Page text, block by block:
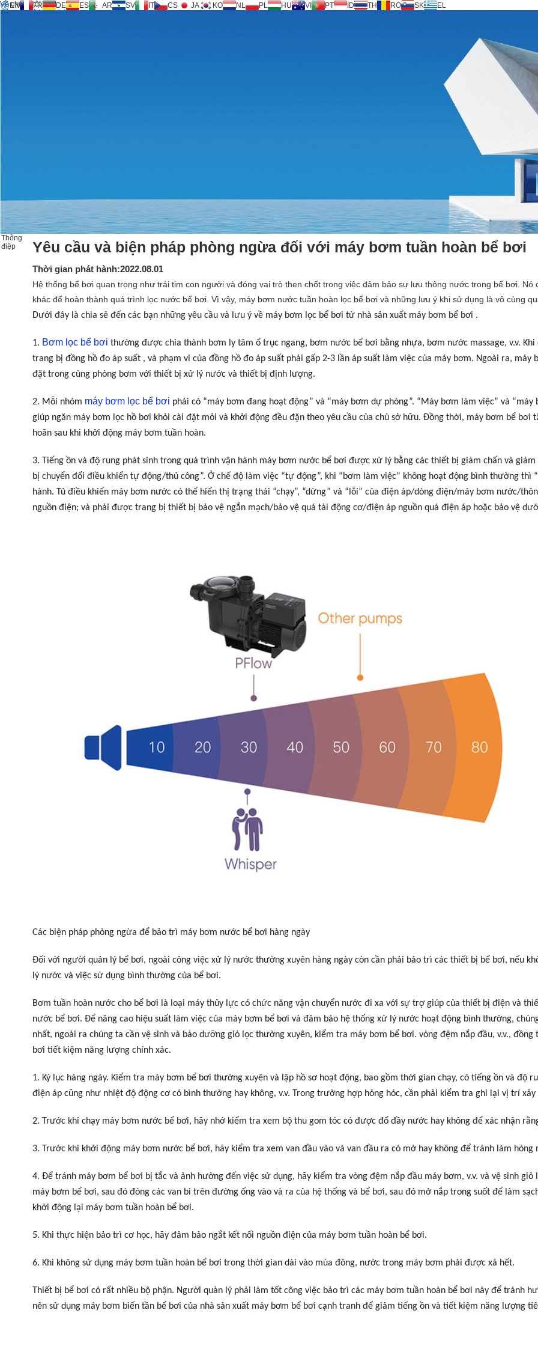
Về chúng tôi
Công nghệ Inversicity®
EN FR DE ES AR SV IT CS JA KO NL PL HU VI PT ID TH RO SK EL
Thông
điệp
Yêu cầu và biện pháp phòng ngừa đối với máy bơm tuần hoàn bể bơi
Thời gian phát hành:2022.08.01
Hệ thống bể bơi quan trọng như trái tim con người và đóng vai trò then chốt trong việc đảm bảo sự lưu thông nước trong bể bơi.
khác để hoàn thành quá trình lọc nước bể bơi. Vì vậy, máy bơm nước tuần hoàn lọc bể bơi và những lưu ý khi sử dụng là vô cùng
Dưới đây là chia sẻ đến các bạn những yêu cầu và lưu ý về máy bơm lọc bể bơi từ nhà sản xuất máy bơm bể bơi .
1. Bơm lọc bể bơi thường được chia thành bơm ly tâm ổ trục ngang, bơm nước bể bơi bằng nhựa, bơm nước massage, v.v.
trang bị đồng hồ đo áp suất , và phạm vi của đồng hồ đo áp suất phải gấp 2-3 lần áp suất làm việc của máy bơm. Ngoài ra,
đặt trong cùng phòng bơm với thiết bị xử lý nước và thiết bị định lượng.
2. Mỗi nhóm máy bơm lọc bể bơi phải có “máy bơm đang hoạt động” và “máy bơm dự phòng”. “Máy bơm làm việc” và
giúp ngăn máy bơm lọc hồ bơi khỏi cài đặt mỏi và khởi động đều đặn theo yêu cầu của chủ sở hữu. Đồng thời, máy bơm bể
hoãn sau khi khởi động máy bơm tuần hoàn.
3. Tiếng ồn và độ rung phát sinh trong quá trình vận hành máy bơm nước bể bơi được xử lý bằng các thiết bị giảm chấn và
bị chuyển đổi điều khiển tự động/thủ công”. Ở chế độ làm việc “tự động”, khi “bơm làm việc” không hoạt động bình thường
hành. Tủ điều khiển máy bơm nước có thể hiển thị trạng thái “chạy”, “dừng” và “lỗi” của điện áp/dòng điện/máy bơm nước/
nguồn điện; và phải được trang bị thiết bị bảo vệ ngắn mạch/bảo vệ quá tải động cơ/điện áp nguồn quá điện áp hoặc bảo vệ
Các biện pháp phòng ngừa để bảo trì máy bơm nước bể bơi hàng ngày
Đối với người quản lý bể bơi, ngoài công việc xử lý nước thường xuyên hàng ngày còn cần phải bảo trì các thiết bị bể bơi, nếu
lý nước và việc sử dụng bình thường của bể bơi.
Bơm tuần hoàn nước cho bể bơi là loại máy thủy lực có chức năng vận chuyển nước đi xa với sự trợ giúp của thiết bị điện và
nước bể bơi. Để nâng cao hiệu suất làm việc của máy bơm bể bơi và đảm bảo hệ thống xử lý nước hoạt động bình thường,
nhất, ngoài ra chúng ta cần vệ sinh và bảo dưỡng giỏ lọc thường xuyên, kiểm tra máy bơm bể bơi. vòng đệm nắp đầu, v.v.,
bơi tiết kiệm năng lượng chính xác.
1. Kỷ lục hàng ngày. Kiểm tra máy bơm bể bơi thường xuyên và lập hồ sơ hoạt động, bao gồm thời gian chạy, có tiếng ồn và độ
điện áp cũng như nhiệt độ động cơ có bình thường hay không, v.v. Trong trường hợp hỏng hóc, cần phải kiểm tra ghi lại vị trí
2. Trước khi chạy máy bơm nước bể bơi, hãy nhớ kiểm tra xem bộ thu gom tóc có được đổ đầy nước hay không để xác nhận
3. Trước khi khởi động máy bơm nước bể bơi, hãy kiểm tra xem van đầu vào và van đầu ra có mở hay không để tránh làm hỏng
4. Để tránh máy bơm bể bơi bị tắc và ảnh hưởng đến việc sử dụng, hãy kiểm tra vòng đệm nắp đầu máy bơm, v.v. và vệ sinh
máy bơm bể bơi, sau đó đóng các van bi trên đường ống vào và ra của hệ thống và bể bơi, sau đó mở nắp trong suốt để làm
khởi động lại máy bơm tuần hoàn bể bơi.
5. Khi thực hiện bảo trì cơ học, hãy đảm bảo ngắt kết nối nguồn điện của máy bơm tuần hoàn bể bơi.
6. Khi không sử dụng máy bơm tuần hoàn bể bơi trong thời gian dài vào mùa đông, nước trong máy bơm phải được xả hết.
Thiết bị bể bơi có rất nhiều bộ phận. Người quản lý phải làm tốt công việc bảo trì các máy bơm tuần hoàn bể bơi này để tránh
nên sử dụng máy bơm biến tần bể bơi của nhà sản xuất máy bơm bể bơi cạnh tranh để giảm tiếng ồn và tiết kiệm năng lượng